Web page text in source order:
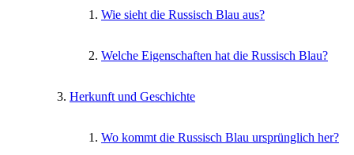
Wie sieht die Russisch Blau aus?
Welche Eigenschaften hat die Russisch Blau?
Herkunft und Geschichte
Wo kommt die Russisch Blau ursprünglich her?